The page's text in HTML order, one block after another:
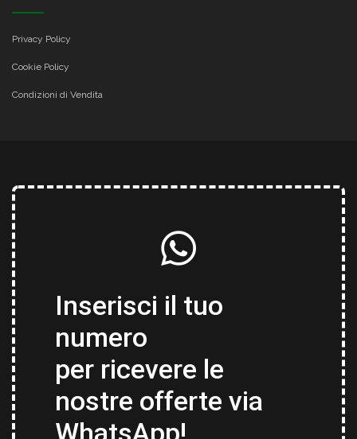
Privacy Policy
Cookie Policy
Condizioni di Vendita